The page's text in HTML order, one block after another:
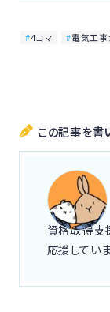
4コマ 電気工事
この記事を書
資格取得支
応援していま